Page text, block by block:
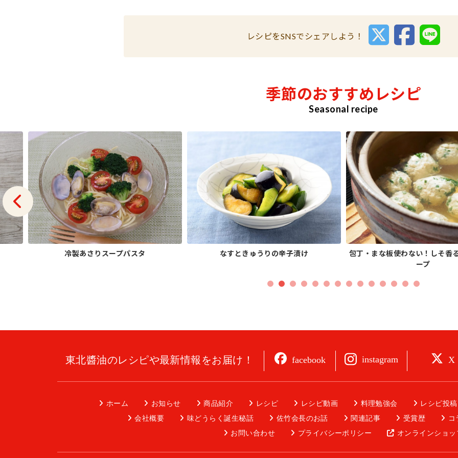
レシピをSNSでシェアしよう！
季節のおすすめレシピ
Seasonal recipe
冷製あさりスープパスタ なすときゅうりの辛子漬け
包丁・まな板使わない！しそ香
ープ
東北醬油のレシピや最新情報をお届け！ facebook instagram X
ホーム お知らせ 商品紹介 レシピ レシピ動画 料理勉強会
レシピ投稿
会社概要
味どうらく誕生秘話 佐竹会長のお話 関連記事 受賞歴
コ
お問い合わせ
プライバシーポリシー オンラインショッ